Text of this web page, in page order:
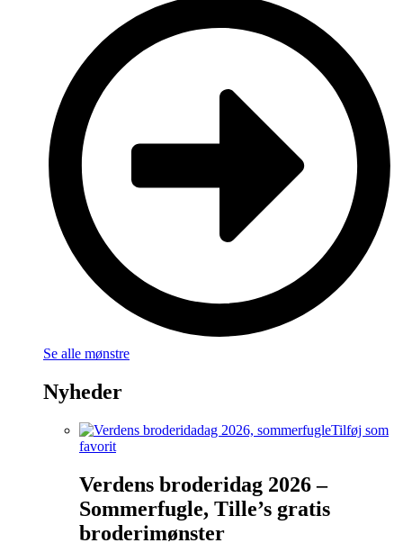
Se alle mønstre
Nyheder
Tilføj som
favorit
Verdens broderidag 2026 –
Sommerfugle, Tille’s gratis
broderimønster